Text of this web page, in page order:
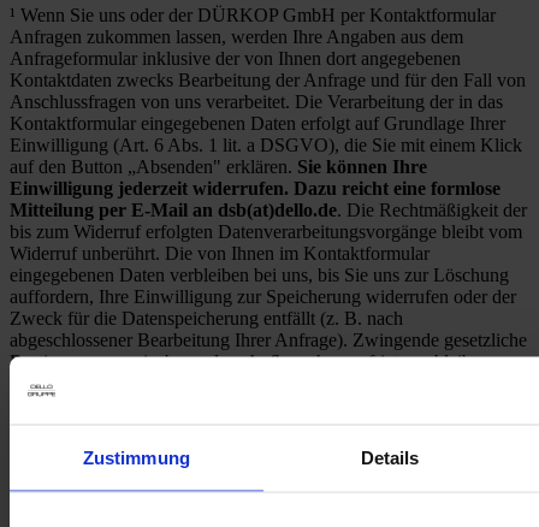
Zustimmung Details
¹ Wenn Sie uns oder der DÜRKOP GmbH per Kontaktformular
Anfragen zukommen lassen, werden Ihre Angaben aus dem
Anfrageformular inklusive der von Ihnen dort angegebenen
Kontaktdaten zwecks Bearbeitung der Anfrage und für den Fall von
Anschlussfragen von uns verarbeitet. Die Verarbeitung der in das
Kontaktformular eingegebenen Daten erfolgt auf Grundlage Ihrer
Einwilligung (Art. 6 Abs. 1 lit. a DSGVO), die Sie mit einem Klick
auf den Button „Absenden" erklären. Sie können Ihre
Einwilligung jederzeit widerrufen. Dazu reicht eine formlose
Mitteilung per E-Mail an dsb(at)dello.de. Die Rechtmäßigkeit der
bis zum Widerruf erfolgten Datenverarbeitungsvorgänge bleibt vom
Widerruf unberührt. Die von Ihnen im Kontaktformular
eingegebenen Daten verbleiben bei uns, bis Sie uns zur Löschung
auffordern, Ihre Einwilligung zur Speicherung widerrufen oder der
Zweck für die Datenspeicherung entfällt (z. B. nach
abgeschlossener Bearbeitung Ihrer Anfrage). Zwingende gesetzliche
Bestimmungen – insbesondere Aufbewahrungsfristen – bleiben
unberührt.
Ähnliche Fahrzeuge